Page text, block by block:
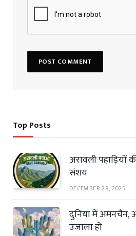
Top Posts
अरावली पहाड़ियों
संशय
DECEMBER 28, 2025
दुनिया में अमनचैन,
उजाला हो